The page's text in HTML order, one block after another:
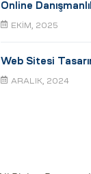
Online
EKIM, 2025
Web Sitesi
ARALIK, 2024